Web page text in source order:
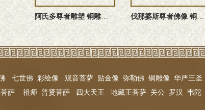
阿氏多尊者雕塑 铜雕长眉罗汉佛像
七世佛 彩绘像 观音菩萨 贴金像 弥勒佛 铜雕像 华严三圣
萨 祖师 普贤菩萨 四大天王 地藏王菩萨 关公 罗汉 韦陀